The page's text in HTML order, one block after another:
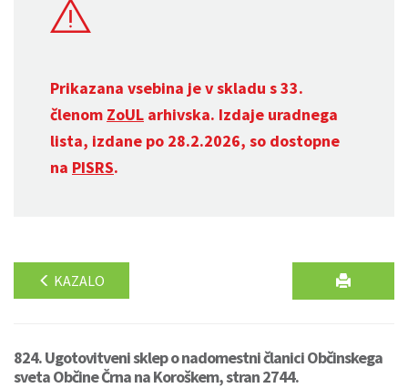
Prikazana vsebina je v skladu s 33.
členom ZoUL arhivska. Izdaje uradnega
lista, izdane po 28.2.2026, so dostopne
na PISRS.
KAZALO
824. Ugotovitveni sklep o nadomestni članici Občinskega
sveta Občine Črna na Koroškem, stran 2744.